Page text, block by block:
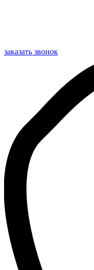
заказать звонок